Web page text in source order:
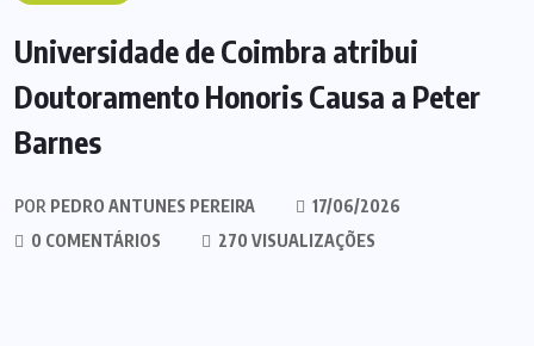
Universidade de Coimbra atribui
Doutoramento Honoris Causa a Peter
Barnes
POR PEDRO ANTUNES PEREIRA
17/06/2026
0 COMENTÁRIOS
270 VISUALIZAÇÕES